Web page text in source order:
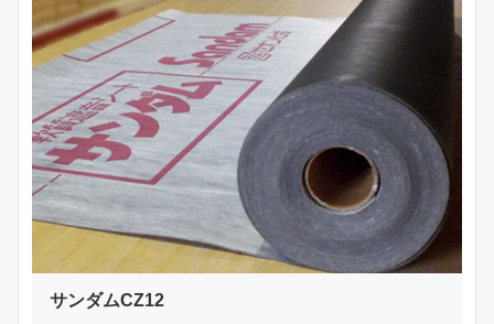
サンダムCZ12